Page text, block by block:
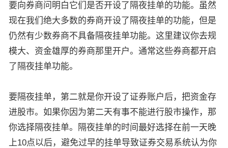
要向券商问明白它们是否开设了隔夜挂单的功能。虽然
现在我们绝大多数的券商开设了隔夜挂单的功能，但是
仍然有少数券商不具备隔夜挂单功能。这里建议你去规
模大、资金雄厚的券商那里开户。通常这些券商都开启
了隔夜挂单功能。
要隔夜挂单，第二就是你开设了证券账户后，把资金存
进股市。如果你因为第二天有事不能进行股市操作，那
你选择隔夜挂单。隔夜挂单的时间最好选择在前一天晚
上10点以后，避免过早的挂单导致证券交易系统认为你